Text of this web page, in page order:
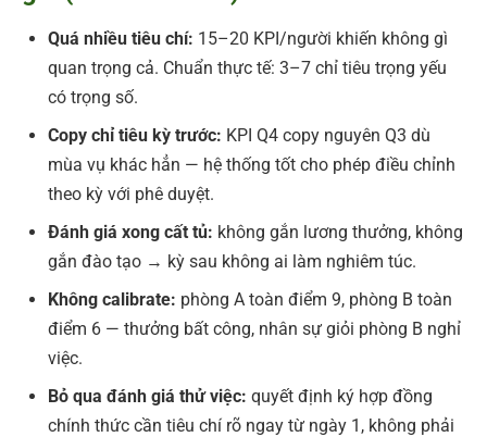
Quá nhiều tiêu chí: 15–20 KPI/người khiến không gì
quan trọng cả. Chuẩn thực tế: 3–7 chỉ tiêu trọng yếu
có trọng số.
Copy chỉ tiêu kỳ trước: KPI Q4 copy nguyên Q3 dù
mùa vụ khác hẳn — hệ thống tốt cho phép điều chỉnh
theo kỳ với phê duyệt.
Đánh giá xong cất tủ: không gắn lương thưởng, không
gắn đào tạo → kỳ sau không ai làm nghiêm túc.
Không calibrate: phòng A toàn điểm 9, phòng B toàn
điểm 6 — thưởng bất công, nhân sự giỏi phòng B nghỉ
việc.
Bỏ qua đánh giá thử việc: quyết định ký hợp đồng
chính thức cần tiêu chí rõ ngay từ ngày 1, không phải